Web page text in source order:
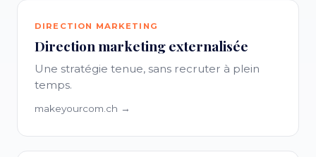
DIRECTION MARKETING
Direction marketing externalisée
Une stratégie tenue, sans recruter à plein
temps.
makeyourcom.ch →